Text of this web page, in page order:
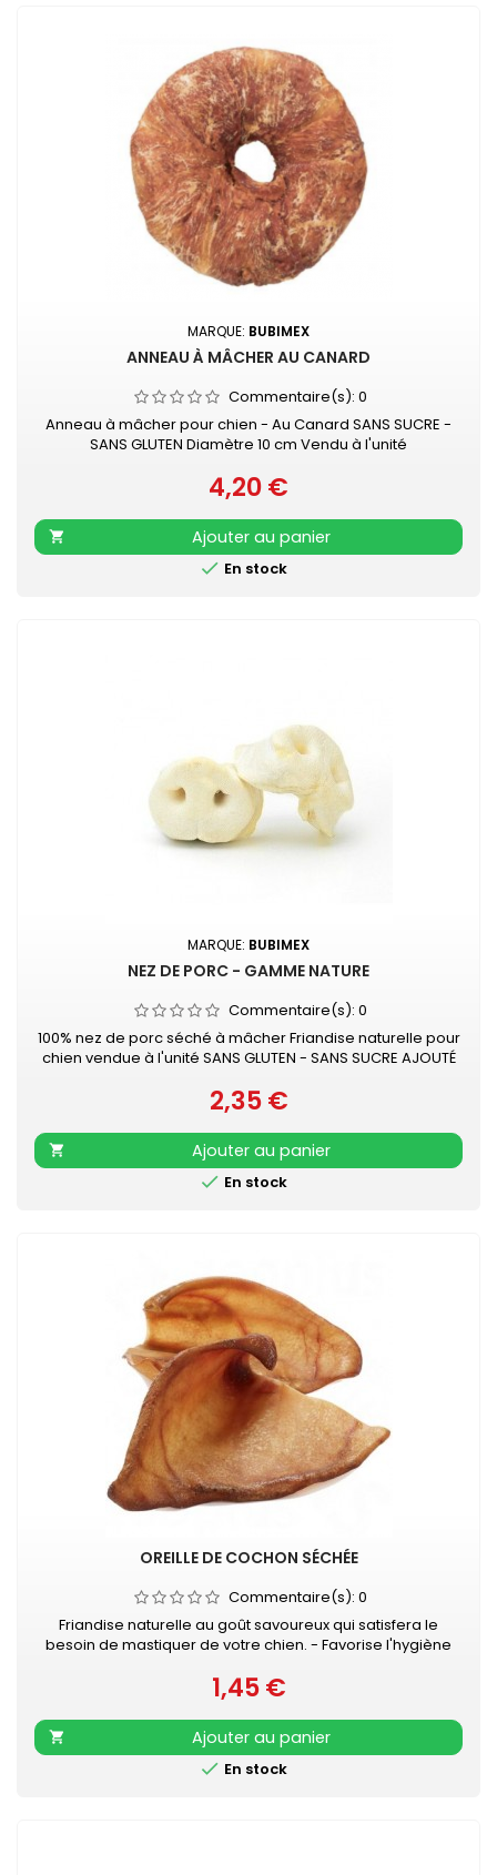
MARQUE: BUBIMEX
ANNEAU À MÂCHER AU CANARD
Commentaire(s): 0
Anneau à mâcher pour chien - Au Canard SANS SUCRE -
SANS GLUTEN Diamètre 10 cm Vendu à l'unité
Prix
4,20 €

Ajouter au panier
 En stock
MARQUE: BUBIMEX
NEZ DE PORC - GAMME NATURE
Commentaire(s): 0
100% nez de porc séché à mâcher Friandise naturelle pour
chien vendue à l'unité SANS GLUTEN - SANS SUCRE AJOUTÉ
Prix
2,35 €

Ajouter au panier
 En stock
OREILLE DE COCHON SÉCHÉE
Commentaire(s): 0
Friandise naturelle au goût savoureux qui satisfera le
besoin de mastiquer de votre chien. - Favorise l'hygiène
En complément d'une alimentation équilibrée et complète
- Veiller à laisser de l'eau propre et fraîche à disposition
de votre chien
Prix
1,45 €

Ajouter au panier
 En stock